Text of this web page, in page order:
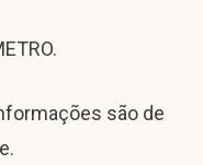
são de